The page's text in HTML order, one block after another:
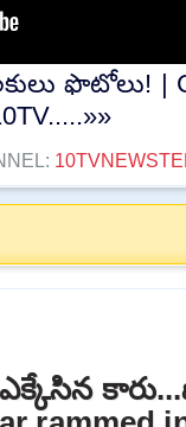
ఫొటోలు! |